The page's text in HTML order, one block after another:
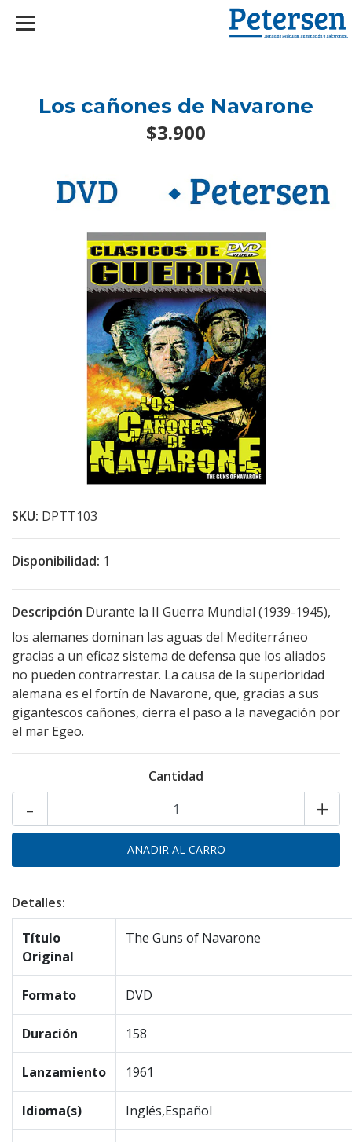
Los cañones de Navarone
$3.900
SKU: DPTT103
Disponibilidad: 1
Descripción Durante la II Guerra Mundial (1939-1945),
los alemanes dominan las aguas del Mediterráneo
gracias a un eficaz sistema de defensa que los aliados
no pueden contrarrestar. La causa de la superioridad
alemana es el fortín de Navarone, que, gracias a sus
gigantescos cañones, cierra el paso a la navegación por
el mar Egeo.
Cantidad
+
-
Detalles:
Título
Original
The Guns of Navarone
Formato DVD
Duración 158
Lanzamiento 1961
Idioma(s) Inglés,Español